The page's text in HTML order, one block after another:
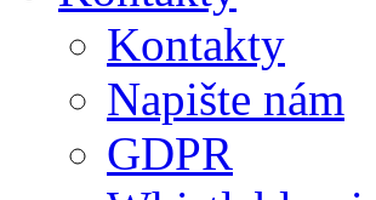
Kontakty
Napište nám
GDPR